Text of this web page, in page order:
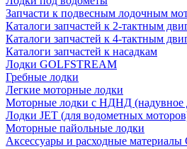
Запчасти к подвесным лодочным
Каталоги запчастей к 2-тактным
Каталоги запчастей к 4-тактным
Каталоги запчастей к насадкам
Лодки GOLFSTREAM
Гребные лодки
Легкие моторные лодки
Моторные лодки с НДНД (надувное
Лодки JET (для водометных
Моторные пайольные лодки
Аксессуары и расходные